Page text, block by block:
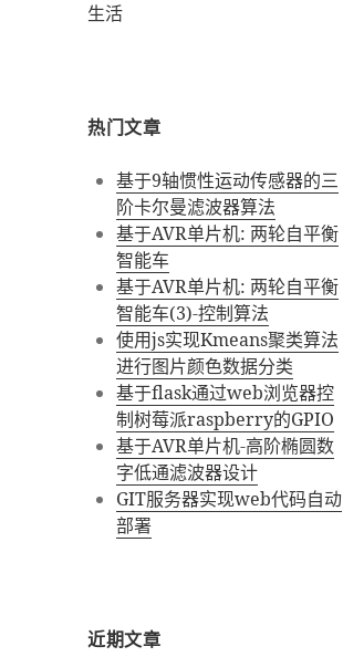
生活
热门文章
基于9轴惯性运动传感器的三
阶卡尔曼滤波器算法
基于AVR单片机: 两轮自平衡
智能车
基于AVR单片机: 两轮自平衡
智能车(3)-控制算法
使用js实现Kmeans聚类算法
进行图片颜色数据分类
基于flask通过web浏览器控
制树莓派raspberry的GPIO
基于AVR单片机-高阶椭圆数
字低通滤波器设计
GIT服务器实现web代码自动
部署
近期文章